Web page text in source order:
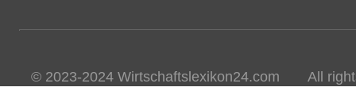
© 2023-2024 Wirtschaftslexikon24.com All